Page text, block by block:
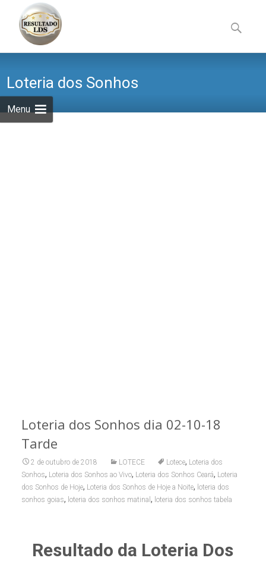
Menu
to
content
por:
Loteria dos Sonhos
Loteria dos Sonhos dia 02-10-18
Tarde
2 de outubro de 2018 LOTECE Lotece, Loteria dos
Sonhos, Loteria dos Sonhos ao Vivo, Loteria dos Sonhos Ceará, Loteria
dos Sonhos de Hoje, Loteria dos Sonhos de Hoje a Noite, loteria dos
sonhos goias, loteria dos sonhos matinal , loteria dos sonhos tabela
Resultado da Loteria Dos